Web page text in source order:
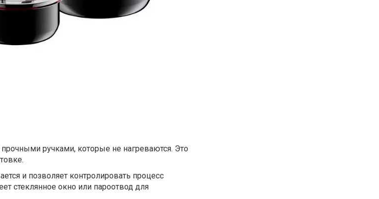
ручками, которые не нагреваются. Это
и позволяет контролировать процесс
стеклянное окно или пароотвод для